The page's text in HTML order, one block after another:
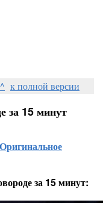
к полной версии
за 15 минут
Оригинальное
за 15 минут: